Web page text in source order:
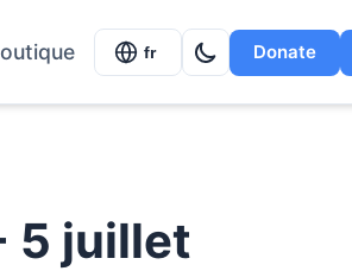
fr Donate
5 juillet